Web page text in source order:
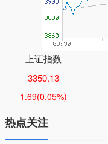
上证指数
3350.13
1.69(0.05%)
热点关注